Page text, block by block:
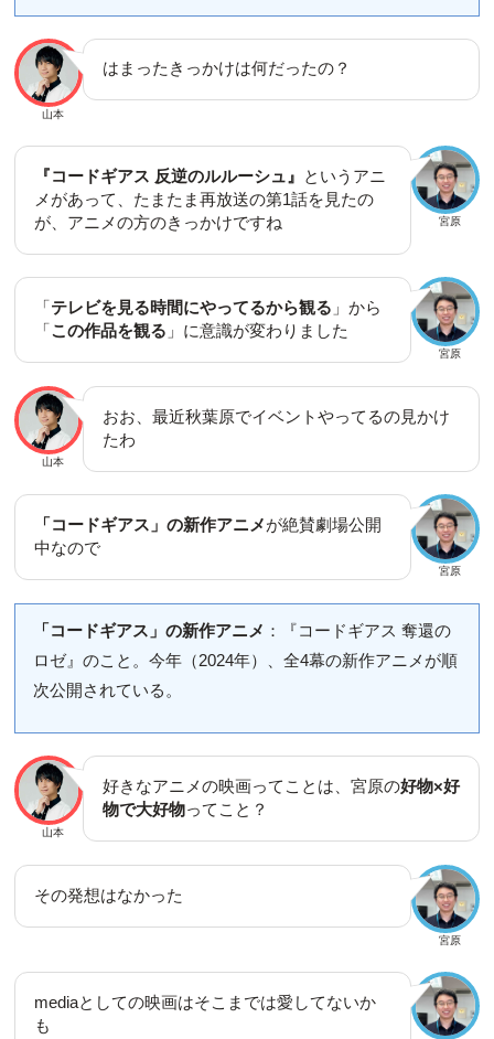
山本
はまったきっかけは何だったの？
宮原
『コードギアス 反逆のルルーシュ』 というアニ
メがあって、たまたま再放送の第1話を見たの
が、アニメの方のきっかけですね
宮原
「テレビを見る時間にやってるから観る 」から
「この作品を観る 」に意識が変わりました
山本
おお、最近秋葉原でイベントやってるの見かけ
たわ
宮原
「コードギアス」の新作アニメが絶賛劇場公開
中なので
「コードギアス」の新作アニメ ：『コードギアス 奪還の
ロゼ』のこと。今年（2024年）、全4幕の新作アニメが順
次公開されている。
山本
好きなアニメの映画ってことは、宮原の好物×好
物で大好物ってこと？
宮原
その発想はなかった
mediaとしての映画はそこまでは愛してないか
も